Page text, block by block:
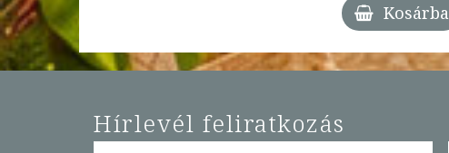
Kosárba
Hírlevél feliratkozás